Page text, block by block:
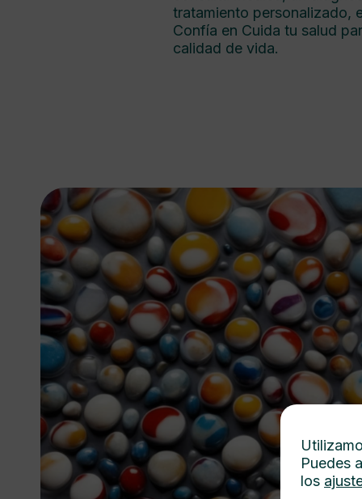
tratamiento personalizado,
Confía en Cuida tu salud
calidad de vida.
Puedes
los